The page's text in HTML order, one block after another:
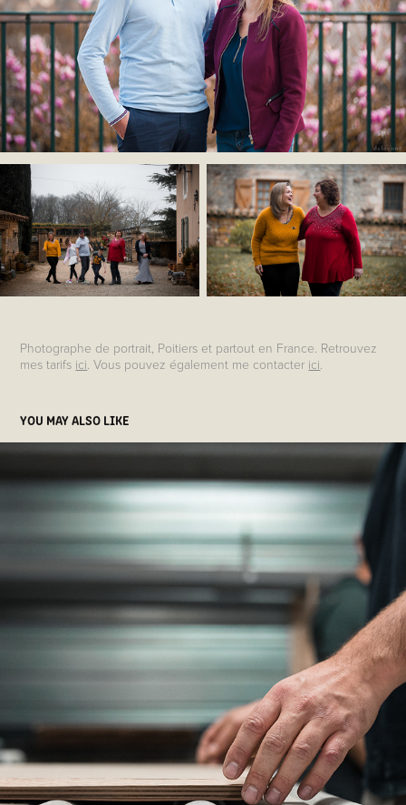
Photographe de portrait, Poitiers et partout en France. Retrouvez
mes tarifs ici. Vous pouvez également me contacter ici.
YOU MAY ALSO LIKE
SECTEUR PROFESSIONNEL
2021